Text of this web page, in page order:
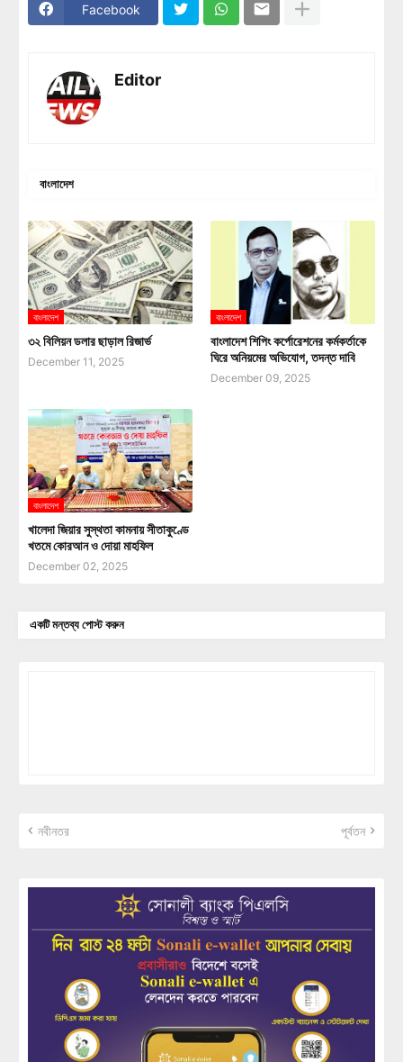
Facebook
Editor
বাংলাদেশ
বাংলাদেশ
৩২ বিলিয়ন ডলার ছাড়াল রিজার্ভ
December 11, 2025
বাংলাদেশ
বাংলাদেশ শিপিং কর্পোরেশনের কর্মকর্তাকে
ঘিরে অনিয়মের অভিযোগ, তদন্ত দাবি
December 09, 2025
বাংলাদেশ
খালেদা জিয়ার সুস্থতা কামনায় সীতাকুণ্ডে
খতমে কোরআন ও দোয়া মাহফিল
December 02, 2025
একটি মন্তব্য পোস্ট করুন
নবীনতর পূর্বতন